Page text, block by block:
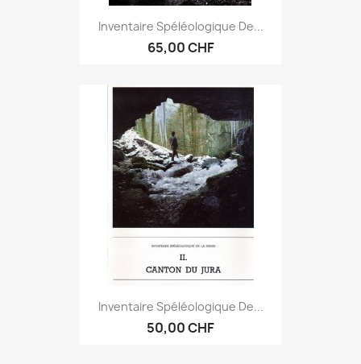
Inventaire Spéléologique De...
65,00 CHF
Inventaire Spéléologique De...
50,00 CHF